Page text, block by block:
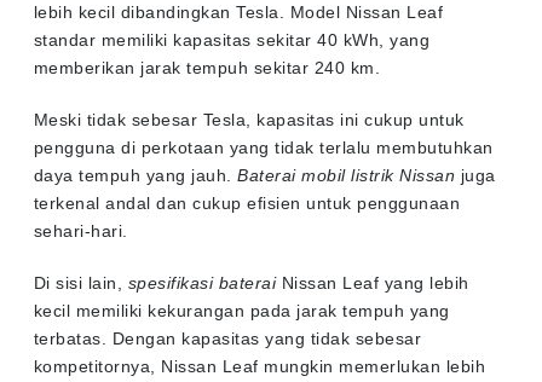
lebih kecil dibandingkan Tesla. Model Nissan Leaf
standar memiliki kapasitas sekitar 40 kWh, yang
memberikan jarak tempuh sekitar 240 km.
Meski tidak sebesar Tesla, kapasitas ini cukup untuk
pengguna di perkotaan yang tidak terlalu membutuhkan
daya tempuh yang jauh.Baterai mobil listrik Nissan juga
terkenal andal dan cukup efisien untuk penggunaan
sehari-hari.
Di sisi lain, spesifikasi bateraiNissan Leaf yang lebih
kecil memiliki kekurangan pada jarak tempuh yang
terbatas. Dengan kapasitas yang tidak sebesar
kompetitornya, Nissan Leaf mungkin memerlukan lebih